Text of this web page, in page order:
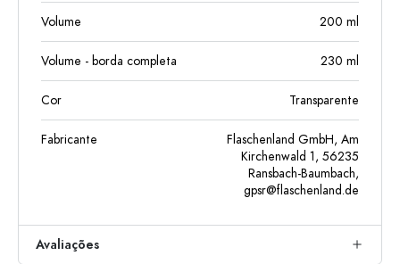
Volume 200 ml
Volume - borda completa 230 ml
Cor Transparente
Fabricante
Flaschenland GmbH, Am
Kirchenwald 1, 56235
Ransbach-Baumbach,
gpsr@flaschenland.de
Avaliações